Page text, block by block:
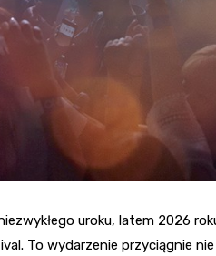
uroku, latem 2026
To wydarzenie przyciągnie